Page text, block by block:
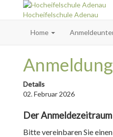
Hocheifelschule Adenau
Home
Details
02. Februar 2026
Der
Bitte vereinbaren Sie